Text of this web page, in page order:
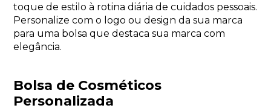
toque de estilo à rotina diária de cuidados pessoais.
Personalize com o logo ou design da sua marca
para uma bolsa que destaca sua marca com
elegância.
Bolsa de Cosméticos
Personalizada